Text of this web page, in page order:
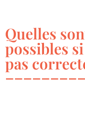
Quelles
possibles
pas